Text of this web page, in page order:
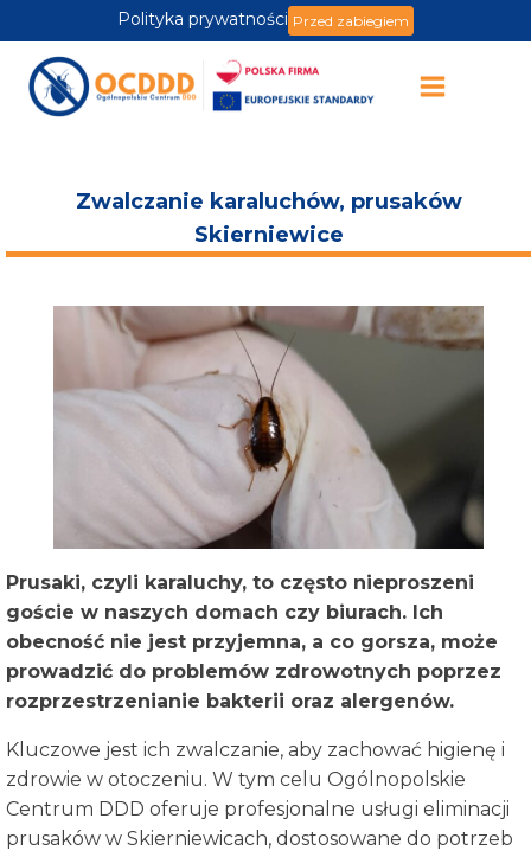
Polityka prywatności Przed zabiegiem
Zwalczanie karaluchów, prusaków
Skierniewice
Prusaki, czyli karaluchy, to często nieproszeni
goście w naszych domach czy biurach. Ich
obecność nie jest przyjemna, a co gorsza, może
prowadzić do problemów zdrowotnych poprzez
rozprzestrzenianie bakterii oraz alergenów.
Kluczowe jest ich zwalczanie, aby zachować higienę i
zdrowie w otoczeniu. W tym celu Ogólnopolskie
Centrum DDD oferuje profesjonalne usługi eliminacji
prusaków w Skierniewicach, dostosowane do potrzeb